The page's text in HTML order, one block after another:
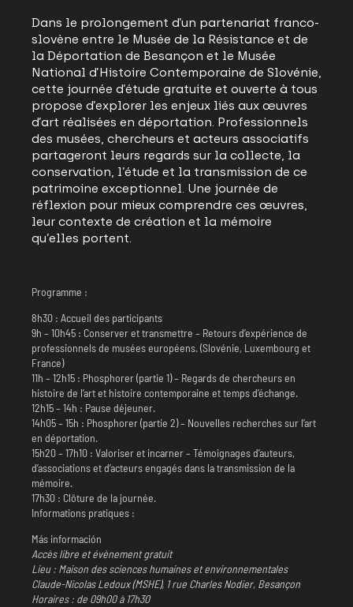
Dans le prolongement d’un partenariat franco-
slovène entre le Musée de la Résistance et de
la Déportation de Besançon et le Musée
National d’Histoire Contemporaine de Slovénie,
cette journée d’étude gratuite et ouverte à tous
propose d’explorer les enjeux liés aux œuvres
d’art réalisées en déportation. Professionnels
des musées, chercheurs et acteurs associatifs
partageront leurs regards sur la collecte, la
conservation, l’étude et la transmission de ce
patrimoine exceptionnel. Une journée de
réflexion pour mieux comprendre ces œuvres,
leur contexte de création et la mémoire
qu’elles portent.
Programme :
8h30 : Accueil des participants
9h – 10h45 : Conserver et transmettre – Retours d’expérience de
professionnels de musées européens. (Slovénie, Luxembourg et
France)
11h – 12h15 : Phosphorer (partie 1) – Regards de chercheurs en
histoire de l’art et histoire contemporaine et temps d’échange.
12h15 – 14h : Pause déjeuner.
14h05 – 15h : Phosphorer (partie 2) – Nouvelles recherches sur l’art
en déportation.
15h20 – 17h10 : Valoriser et incarner – Témoignages d’auteurs,
d’associations et d’acteurs engagés dans la transmission de la
mémoire.
17h30 : Clôture de la journée.
Informations pratiques :
Más información
Accès libre et évènement gratuit
Lieu : Maison des sciences humaines et environnementales
Claude-Nicolas Ledoux (MSHE), 1 rue Charles Nodier, Besançon
Horaires : de 09h00 à 17h30